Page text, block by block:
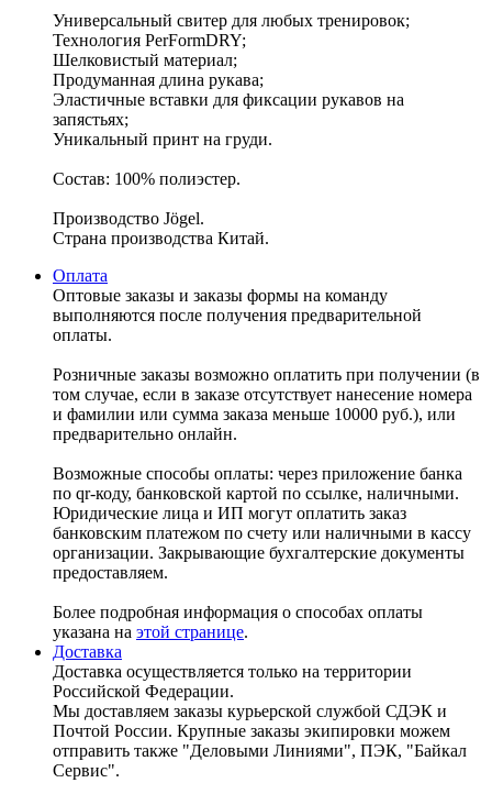
Универсальный свитер для любых тренировок;
Технология PerFormDRY;
Шелковистый материал;
Продуманная длина рукава;
Эластичные вставки для фиксации рукавов на
запястьях;
Уникальный принт на груди.
Состав: 100% полиэстер.
Производство Jögel.
Страна производства Китай.
Оплата
Оптовые заказы и заказы формы на команду
выполняются после получения предварительной
оплаты.
Розничные заказы возможно оплатить при получении (в
том случае, если в заказе отсутствует нанесение номера
и фамилии или сумма заказа меньше 10000 руб.), или
предварительно онлайн.
Возможные способы оплаты: через приложение банка
по qr-коду, банковской картой по ссылке, наличными.
Юридические лица и ИП могут оплатить заказ
банковским платежом по счету или наличными в кассу
организации. Закрывающие бухгалтерские документы
предоставляем.
Более подробная информация о способах оплаты
указана на этой странице.
Доставка
Доставка осуществляется только на территории
Российской Федерации.
Мы доставляем заказы курьерской службой СДЭК и
Почтой России. Крупные заказы экипировки можем
отправить также "Деловыми Линиями", ПЭК, "Байкал
Сервис".